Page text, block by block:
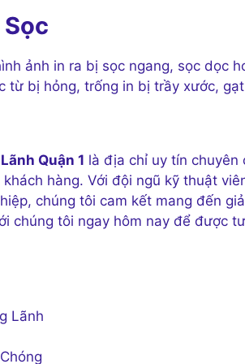
Sọc
ảnh in ra bị sọc ngang, sọc dọc
từ bị hỏng, trống in bị trầy xước,
Quận 1 là địa chỉ uy tín chuyên
hàng. Với đội ngũ kỹ thuật
chúng tôi cam kết mang đến
chúng tôi ngay hôm nay để được
Lãnh